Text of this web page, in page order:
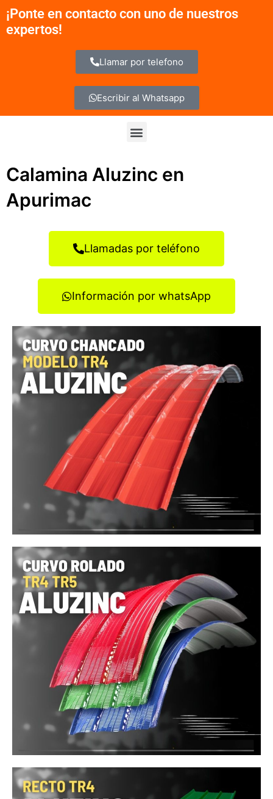
contenido
¡Ponte en contacto con uno de nuestros
expertos!
Llamar por telefono
Escribir al Whatsapp
Menu
Calamina Aluzinc en
Apurimac
Llamadas por teléfono
Información por whatsApp